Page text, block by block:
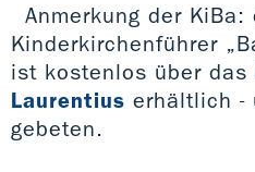
Anmerkung der KiBa:
Kinderkirchenführer
ist kostenlos über das
Laurentius erhältlich -
gebeten.